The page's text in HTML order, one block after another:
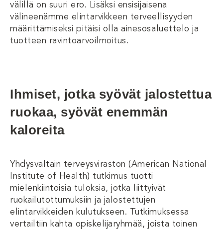
välillä on suuri ero. Lisäksi ensisijaisena
välineenämme elintarvikkeen terveellisyyden
määrittämiseksi pitäisi olla ainesosaluettelo ja
tuotteen ravintoarvoilmoitus.
Ihmiset, jotka syövät jalostettua
ruokaa, syövät enemmän
kaloreita
Yhdysvaltain terveysviraston (American National
Institute of Health) tutkimus tuotti
mielenkiintoisia tuloksia, jotka liittyivät
ruokailutottumuksiin ja jalostettujen
elintarvikkeiden kulutukseen. Tutkimuksessa
vertailtiin kahta opiskelijaryhmää, joista toinen